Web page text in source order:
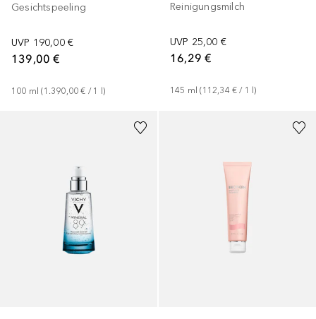
Gesichtspeeling
UVP 190,00 €
139,00 €
100 ml (1.390,00 € / 1 )
Reinigungsmilch
UVP 25,00 €
16,29 €
145 ml (112,34 € / 1 l)
2 Größen